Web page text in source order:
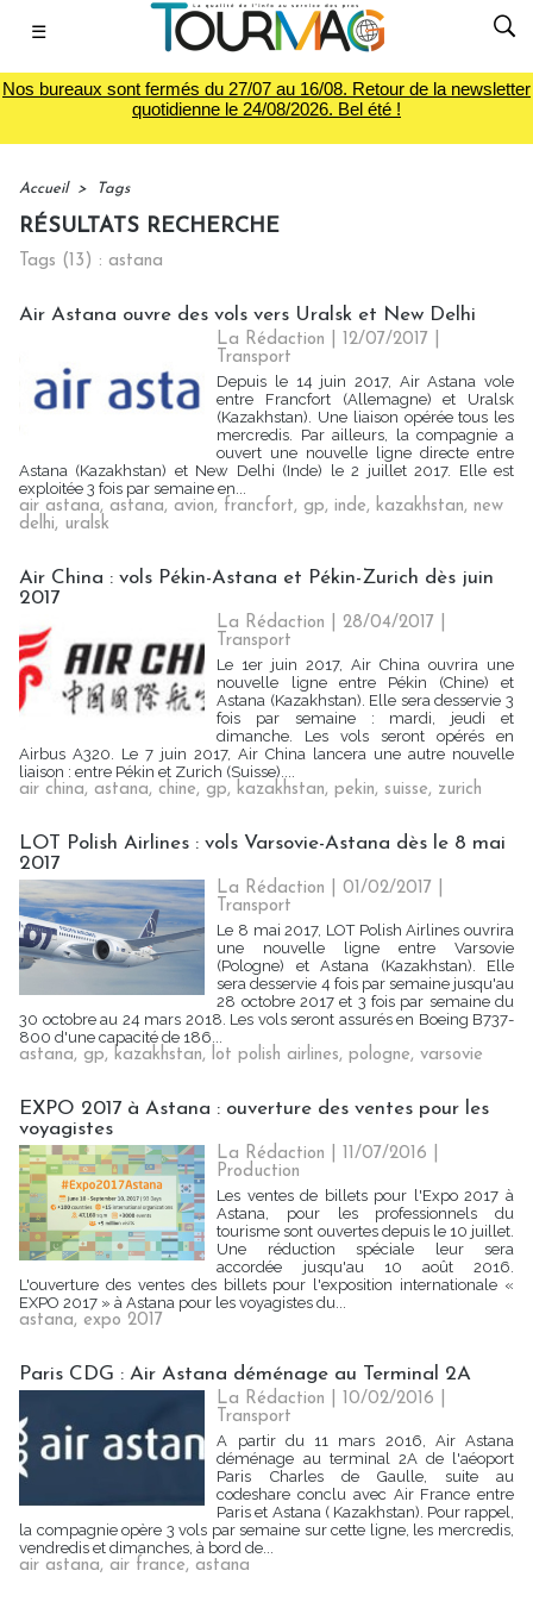
☰
Nos bureaux sont fermés du 27/07 au 16/08. Retour de la newsletter
quotidienne le 24/08/2026. Bel été !
Accueil > Tags
RÉSULTATS RECHERCHE
Tags (13) : astana
Air Astana ouvre des vols vers Uralsk et New Delhi
La Rédaction | 12/07/2017
Transport
Depuis le 14 juin 2017, Air Astana vole
entre Francfort (Allemagne) et Uralsk
(Kazakhstan). Une liaison opérée tous les
mercredis. Par ailleurs, la compagnie a
ouvert une nouvelle ligne directe entre
Astana (Kazakhstan) et New Delhi (Inde) le 2 juillet 2017. Elle est
exploitée 3 fois par semaine en...
air astana, astana, avion, francfort, gp, inde, kazakhstan, new
delhi, uralsk
Air China : vols Pékin-Astana et Pékin-Zurich dès juin
2017
La Rédaction | 28/04/2017
Transport
Le 1er juin 2017, Air China ouvrira une
nouvelle ligne entre Pékin (Chine) et
Astana (Kazakhstan). Elle sera desservie 3
fois par semaine : mardi, jeudi et
dimanche. Les vols seront opérés en
Airbus A320. Le 7 juin 2017, Air China lancera une autre nouvelle
liaison : entre Pékin et Zurich (Suisse)....
air china, astana, chine, gp, kazakhstan, pekin, suisse, zurich
LOT Polish Airlines : vols Varsovie-Astana dès le 8 mai
2017
La Rédaction | 01/02/2017
Transport
Le 8 mai 2017, LOT Polish Airlines ouvrira
une nouvelle ligne entre Varsovie
(Pologne) et Astana (Kazakhstan). Elle
sera desservie 4 fois par semaine jusqu'au
28 octobre 2017 et 3 fois par semaine du
30 octobre au 24 mars 2018. Les vols seront assurés en Boeing B737-
800 d'une capacité de 186...
astana, gp, kazakhstan, lot polish airlines, pologne, varsovie
EXPO 2017 à Astana : ouverture des ventes pour les
voyagistes
La Rédaction | 11/07/2016
Production
Les ventes de billets pour l'Expo 2017 à
Astana, pour les professionnels du
tourisme sont ouvertes depuis le 10 juillet.
Une réduction spéciale leur sera
accordée jusqu'au 10 août 2016.
L'ouverture des ventes des billets pour l'exposition internationale «
EXPO 2017 » à Astana pour les voyagistes du...
astana, expo 2017
Paris CDG : Air Astana déménage au Terminal 2A
La Rédaction | 10/02/2016
Transport
A partir du 11 mars 2016, Air Astana
déménage au terminal 2A de l'aéoport
Paris Charles de Gaulle, suite au
codeshare conclu avec Air France entre
Paris et Astana ( Kazakhstan). Pour rappel,
la compagnie opère 3 vols par semaine sur cette ligne, les mercredis,
vendredis et dimanches, à bord de...
air astana, air france, astana